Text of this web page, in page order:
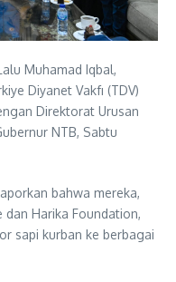
Muhamad Iqbal,
Diyanet Vakfı (TDV)
Direktorat Urusan
NTB, Sabtu
bahwa mereka,
Harika Foundation,
sapi kurban ke berbagai